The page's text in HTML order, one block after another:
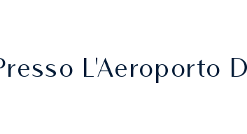
L'Aeroporto